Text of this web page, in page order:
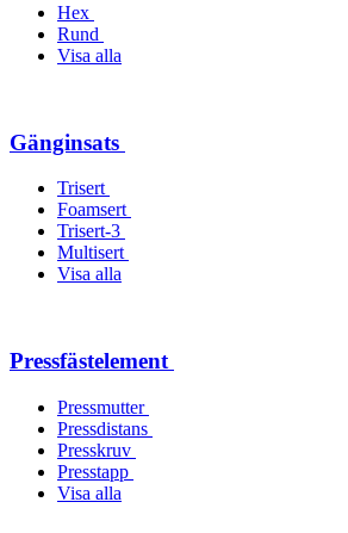
Hex
Rund
Visa alla
Gänginsats
Trisert
Foamsert
Trisert-3
Multisert
Visa alla
Pressfästelement
Pressmutter
Pressdistans
Presskruv
Presstapp
Visa alla